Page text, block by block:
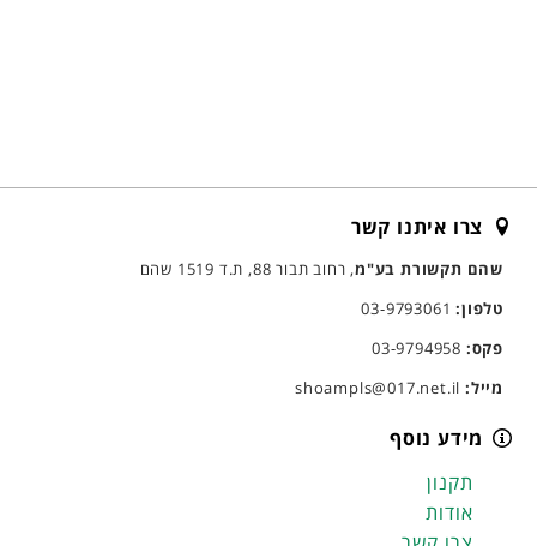
צרו איתנו קשר
שהם תקשורת בע"מ, רחוב תבור 88, ת.ד 1519 שהם
טלפון:03-9793061
פקס:
מייל:
מידע נוסף
תקנון
אודות